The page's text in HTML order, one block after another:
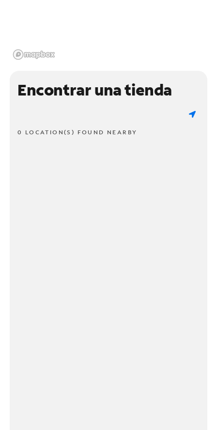
Encontrar una tienda
0 LOCATION(S) FOUND NEARBY